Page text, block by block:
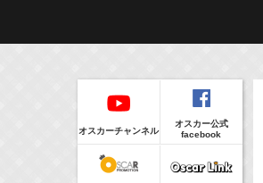
8/7(Fri)
イベント
販売情報
17:10-17:30(Radio
河北麻友子のマユコレ！
オスカーチャンネル
オスカー公式
facebook